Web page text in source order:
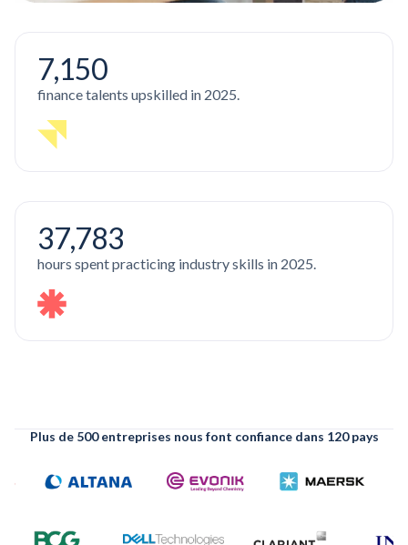
7,150
finance talents upskilled in 2025.
37,783
hours spent practicing industry skills in 2025.
Plus de 500 entreprises nous font confiance dans 120 pays